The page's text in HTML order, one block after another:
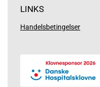
LINKS
Handelsbetingelser